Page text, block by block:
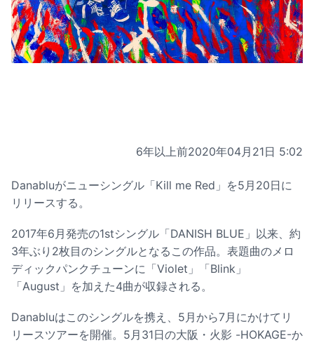
6年以上前2020年04月21日 5:02
Danabluがニューシングル「Kill me Red」を5月20日に
リリースする。
2017年6月発売の1stシングル「DANISH BLUE」以来、約
3年ぶり2枚目のシングルとなるこの作品。表題曲のメロ
ディックパンクチューンに「Violet」「Blink」
「August」を加えた4曲が収録される。
Danabluはこのシングルを携え、5月から7月にかけてリ
リースツアーを開催。5月31日の大阪・火影 -HOKAGE-か